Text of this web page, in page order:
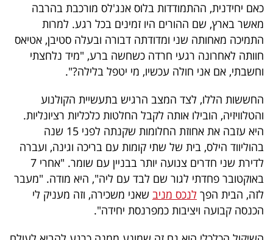
כאם יחידנית, ההתמודדות בלוס אנג'לס מורכבת בהרבה
מאשר בארץ, שם ההורים היו זמינים בכל רגע. למרות
התמיכה מאחותה שני ומדודתה דבורה ובעלה סטיבן, אטיאס
חוותה לאחרונה רגעי חרדה כשחשה ברע, "מיד נלחצתי
וחשבתי, אם אני חולה עכשיו, מי יטפל בלילה?".
החששות הללו, לצד המצב הרגיש בתעשיית הקולנוע
והטלוויזיה, הובילו אותה לקבל החלטות כלכליות רציונליות.
היא עזבה את אחוזת החלומות שקנתה לפני 15 שנה
בהוליווד הילס, בית של שתי קומות עם בריכה וגינה, ועברה
לדירת שני חדרים צנועה יותר בבניין עם שומר. "אחרי 7
באוקטובר פחדתי לגור שם לבד עם ליה", היא מודה. "מעבר
לזה, הבית הפך לנכס מניב שאני משכירה, וזה מעניק לי
הכנסה קבועה ויציבות כמפרנסת יחידה".